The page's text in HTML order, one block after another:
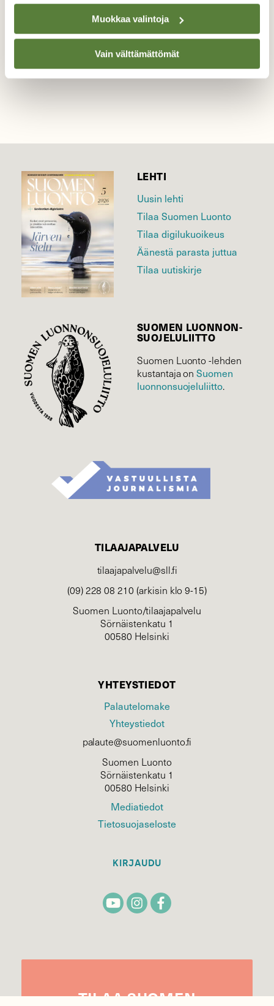
Muokkaa valintoja
Vain välttämättömät
kansallispuisto Toukokuu
TAKAISIN LISTAAN
LEHTI
Uusin lehti
Tilaa Suomen Luonto
Tilaa digilukuoikeus
Äänestä parasta juttua
Tilaa uutiskirje
SUOMEN LUONNON­
SUOJELU­LIITTO
Suomen Luonto -lehden
kustantaja onSuomen
luonnonsuojelu­liitto.
TILAAJAPALVELU
tilaajapalvelu@sll.fi
(09) 228 08 210 (arkisin klo 9-15)
Suomen Luonto/tilaajapalvelu
Sörnäistenkatu 1
00580 Helsinki
YHTEYSTIEDOT
Palautelomake
Yhteystiedot
palaute@suomenluonto.fi
Suomen Luonto
Sörnäistenkatu 1
00580 Helsinki
Mediatiedot
Tietosuojaseloste
KIRJAUDU
TILAASUOMEN